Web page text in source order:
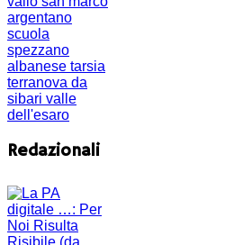
argentano
scuola
spezzano
albanese tarsia
terranova da
sibari valle
dell'esaro
Redazionali